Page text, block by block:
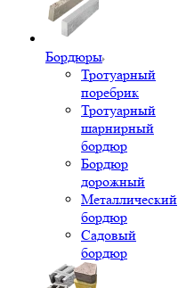
Бордюры
Тротуарный
поребрик
Тротуарный
шарнирный
бордюр
Бордюр
дорожный
Металлический
бордюр
Садовый
бордюр